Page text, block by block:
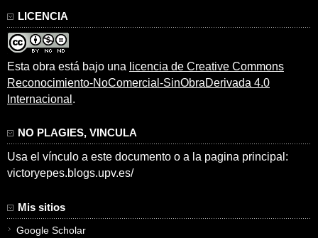
LICENCIA
Esta obra está bajo una licencia de Creative Commons
Reconocimiento-NoComercial-SinObraDerivada 4.0
Internacional .
NO PLAGIES, VINCULA
Usa el vínculo a este documento o a la pagina principal:
victoryepes.blogs.upv.es/
Mis sitios
Google Scholar